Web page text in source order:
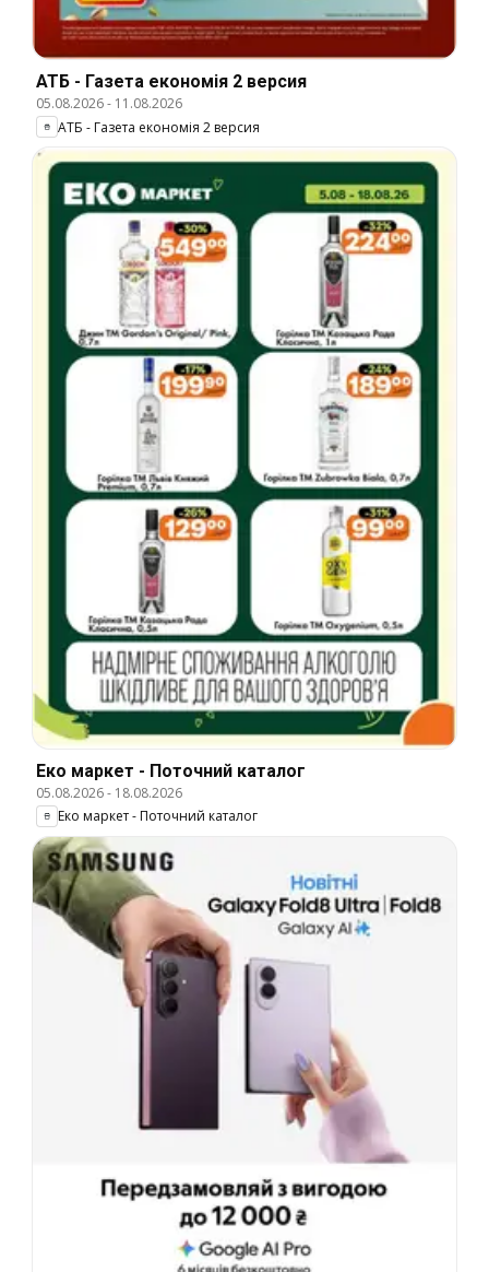
АТБ - Газета економія 2 версия
05.08.2026- 11.08.2026
АТБ - Газета економія 2 версия
Еко маркет - Поточний каталог
05.08.2026- 18.08.2026
Еко маркет - Поточний каталог